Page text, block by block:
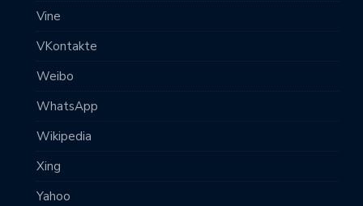
Vine
VKontakte
Weibo
WhatsApp
Wikipedia
Xing
Yahoo